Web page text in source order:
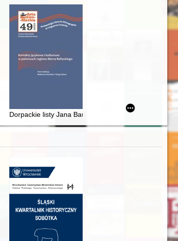
Śląsku : Kresy Wschodnie, Bukowina rumuńska,
Dorpackie listy Jana Baudouina de Courtenay do